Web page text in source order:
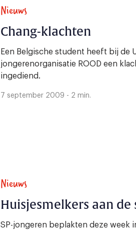
Nieuws
Chang-klachten
Een Belgische student heeft bij de
jongerenorganisatie ROOD een
ingediend.
7 september 2009 - 2 min.
Nieuws
Huisjesmelkers aan de
SP-jongeren beplakten deze week